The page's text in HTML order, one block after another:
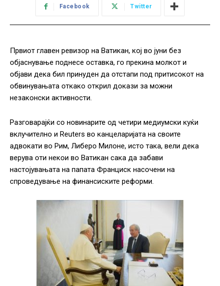
Facebook Twitter
Првиот главен ревизор на Ватикан, кој во јуни без
објаснување поднесе оставка, го прекина молкот и
објави дека бил принуден да отстапи под притисокот на
обвинувањата откако открил докази за можни
незаконски активности.
Разговарајќи со новинарите од четири медиумски куќи
вклучително и Reuters во канцеларијата на своите
адвокати во Рим, Либеро Милоне, исто така, вели дека
верува оти некои во Ватикан сака да забави
настојувањата на папата Франциск насочени на
спроведување на финансиските реформи.